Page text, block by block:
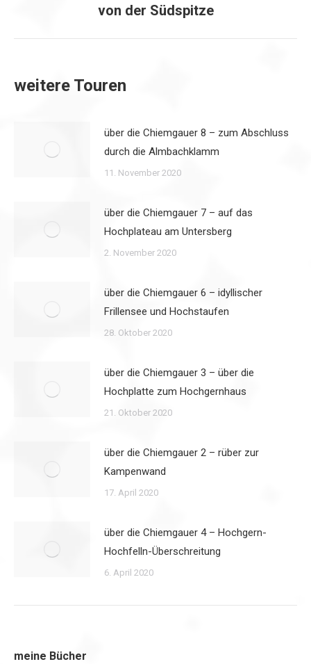
Beitrag:
von der Südspitze
weitere Touren
über die Chiemgauer 8 – zum Abschluss
durch die Almbachklamm
11. November 2020
über die Chiemgauer 7 – auf das
Hochplateau am Untersberg
2. November 2020
über die Chiemgauer 6 – idyllischer
Frillensee und Hochstaufen
28. Oktober 2020
über die Chiemgauer 3 – über die
Hochplatte zum Hochgernhaus
21. Oktober 2020
über die Chiemgauer 2 – rüber zur
Kampenwand
17. April 2020
über die Chiemgauer 4 – Hochgern-
Hochfelln-Überschreitung
6. April 2020
meine Bücher